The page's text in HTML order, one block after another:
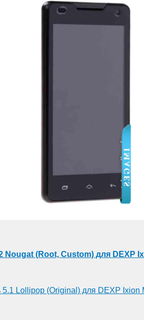
Nougat (Root, Custom) для DEXP
5.1 Lollipop (Original) для DEXP Ixion